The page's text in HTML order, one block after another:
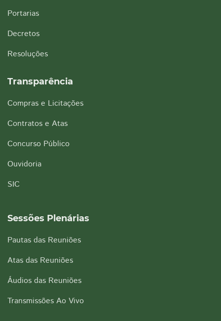
Portarias
Decretos
Resoluções
Transparência
Compras e Licitações
Contratos e Atas
Concurso Público
Ouvidoria
SIC
Sessões Plenárias
Pautas das Reuniões
Atas das Reuniões
Áudios das Reuniões
Transmissões Ao Vivo